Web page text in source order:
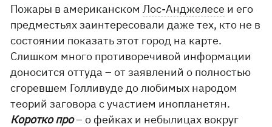
Пожары в американскомЛос-Анджелесе и его
предместьях заинтересовали даже тех, кто не в
состоянии показать этот город на карте.
Слишком много противоречивой информации
доносится оттуда – от заявлений о полностью
сгоревшем Голливуде до любимых народом
теорий заговора с участием инопланетян.
Коротко про– о фейках и небылицах вокруг